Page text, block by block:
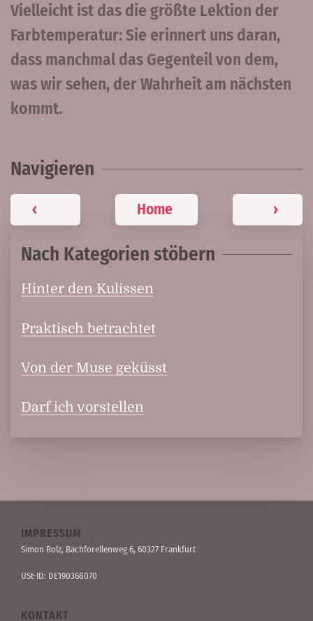
Vielleicht ist das die größte Lektion der
Farbtemperatur: Sie erinnert uns daran,
dass manchmal das Gegenteil von dem,
was wir sehen, der Wahrheit am nächsten
kommt.
Navigieren
‹ Home ›
Nach Kategorien stöbern
Hinter den Kulissen
Praktisch betrachtet
Von der Muse geküsst
Darf ich vorstellen
IMPRESSUM
Simon Bolz, Bachforellen­weg 6, 60327 Frankfurt
USt-ID: DE190368070
KONTAKT